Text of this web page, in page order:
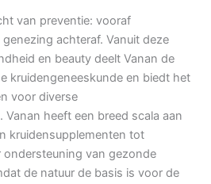
van preventie: vooraf
achteraf. Vanuit deze
en beauty deelt Vanan de
kruidengeneeskunde en biedt het
voor diverse
heeft een breed scala aan
kruidensupplementen tot
ondersteuning van gezonde
de natuur de basis is voor de